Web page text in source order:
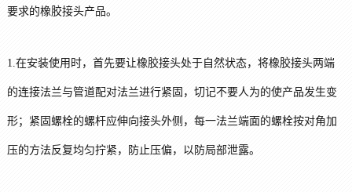
要求的橡胶接头产品。
1.在安装使用时，首先要让橡胶接头处于自然状态，将橡胶接头两端
的连接法兰与管道配对法兰进行紧固，切记不要人为的使产品发生变
形；紧固螺栓的螺杆应伸向接头外侧，每一法兰端面的螺栓按对角加
压的方法反复均匀拧紧，防止压偏，以防局部泄露。